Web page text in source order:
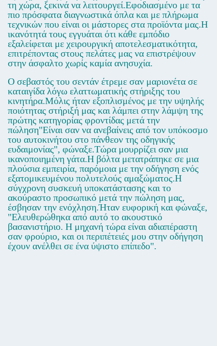
τη χώρα, ξεκινά να λειτουργεί.Εφοδιασμένο με τα
πιο πρόσφατα διαγνωστικά όπλα και με πλήρωμα
τεχνικών που είναι οι μάστορες στα προϊόντα μας.Η
ικανότητά τους εγγυάται ότι κάθε εμπόδιο
εξαλείφεται με χειρουργική αποτελεσματικότητα,
επιτρέποντας στους πελάτες μας να επιστρέψουν
στην άσφαλτο χωρίς καμία ανησυχία.
Ο σεβαστός του σεντάν έτρεμε σαν μαριονέτα σε
καταιγίδα λόγω ελαττωματικής στήριξης του
κινητήρα.Μόλις ήταν εξοπλισμένος με την υψηλής
ποιότητας στήριξή μας και λάμπει στην λάμψη της
πρώτης κατηγορίας φροντίδας μετά την
πώληση"Είναι σαν να ανεβαίνεις από τον υπόκοσμο
του αυτοκινήτου στο πάνθεον της οδηγικής
ευδαιμονίας", φώναξε.Τώρα μουρρίζει σαν μια
ικανοποιημένη γάτα.Η βόλτα μετατράπηκε σε μια
πλούσια εμπειρία, παρόμοια με την οδήγηση ενός
εξατομικευμένου πολυτελούς αμαξώματος.Η
σύγχρονη συσκευή υποκατάστασης και το
ακούραστο προσωπικό μετά την πώληση μας,
έσβησαν την ενόχληση.Ήταν ευφορική και φώναξε,
"Ελευθερώθηκα από αυτό το ακουστικό
βασανιστήριο. Η μηχανή τώρα είναι αδιαπέραστη
σαν φρούριο, και οι περιπέτειές μου στην οδήγηση
έχουν ανέλθει σε ένα ύψιστο επίπεδο".